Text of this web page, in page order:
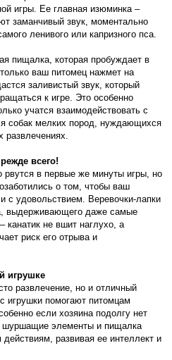
игры. Ее главная изюминка –
заманчивый звук, моментально
ленивого или капризного пса.
пищалка, которая пробуждает в
ваш питомец нажмет на
заливистый звук, который
к игре. Это особенно
учатся взаимодействовать с
собак мелких пород, нуждающихся
развлечениях.
всего!
рвутся в первые же минуты игры, но
о том, чтобы ваш
с удовольствием. Веревочки-лапки
выдерживающего даже самые
канатик не вшит наглухо, а
риск его отрыва и
игрушке
развлечение, но и отличный
игрушки помогают питомцам
если хозяина подолгу нет
шуршащие элементы и пищалка
развивая ее интеллект и